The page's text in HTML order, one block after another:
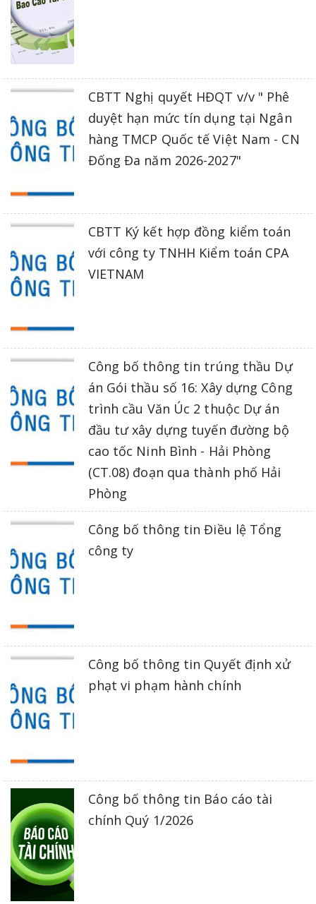
CBTT Nghị quyết HĐQT v/v " Phê
duyệt hạn mức tín dụng tại Ngân
hàng TMCP Quốc tế Việt Nam - CN
Đống Đa năm 2026-2027"
CBTT Ký kết hợp đồng kiểm toán
với công ty TNHH Kiểm toán CPA
VIETNAM
Công bố thông tin trúng thầu Dự
án Gói thầu số 16: Xây dựng Công
trình cầu Văn Úc 2 thuộc Dự án
đầu tư xây dựng tuyến đường bộ
cao tốc Ninh Bình - Hải Phòng
(CT.08) đoạn qua thành phố Hải
Phòng
Công bố thông tin Điều lệ Tổng
công ty
Công bố thông tin Quyết định xử
phạt vi phạm hành chính
Công bố thông tin Báo cáo tài
chính Quý 1/2026